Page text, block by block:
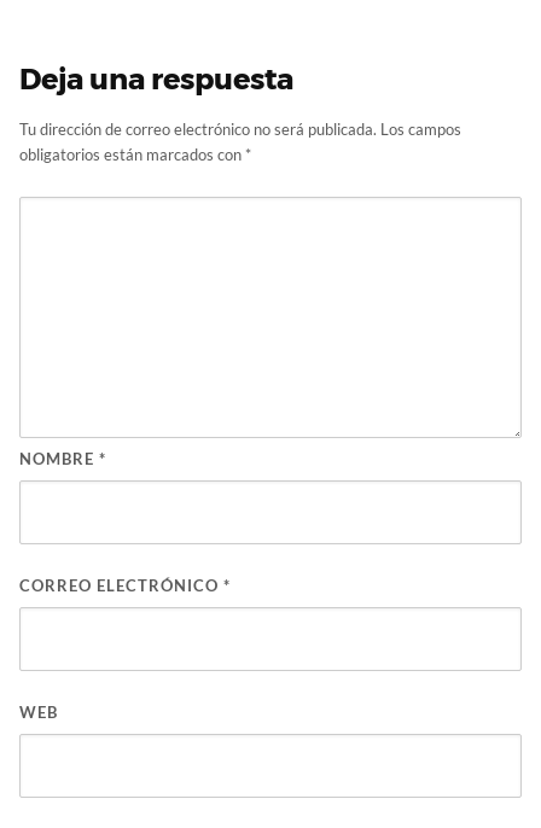
Deja una respuesta
Tu dirección de correo electrónico no será publicada. Los campos
obligatorios están marcados con *
NOMBRE *
CORREO ELECTRÓNICO *
WEB